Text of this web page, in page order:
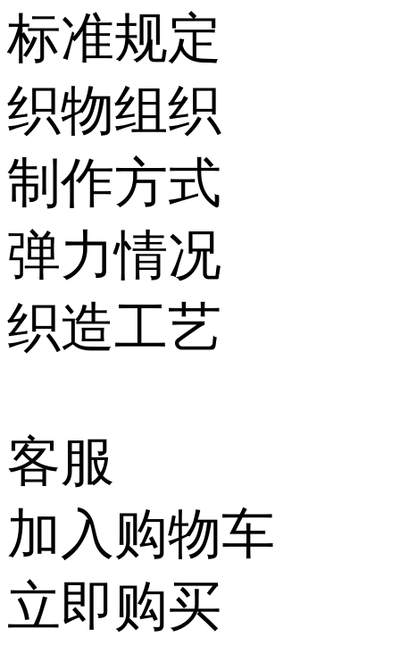
标准规定
织物组织
制作方式
弹力情况
织造工艺
客服
加入购物车
立即购买